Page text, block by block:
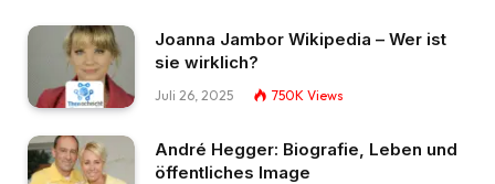
Joanna Jambor Wikipedia – Wer ist
sie wirklich?
Juli 26, 2025 750K Views
André Hegger: Biografie, Leben und
öffentliches Image